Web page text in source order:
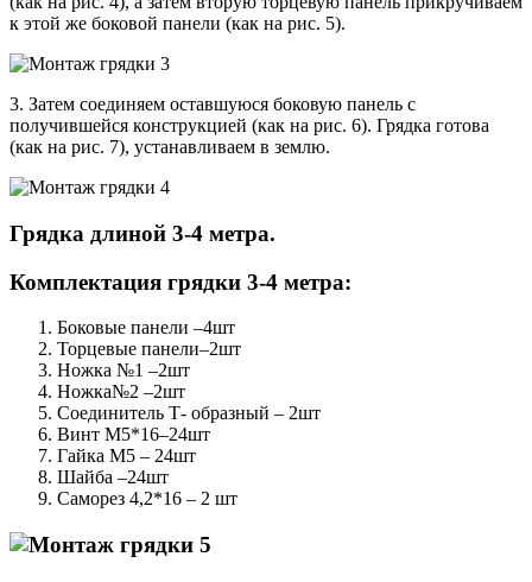
к этой же боковой панели (как на рис. 5).
3. Затем соединяем оставшуюся боковую панель с
получившейся конструкцией (как на рис. 6). Грядка готова
(как на рис. 7), устанавливаем в землю.
Грядка длиной 3-4 метра.
Комплектация грядки 3-4 метра:
Боковые панели –4шт
Торцевые панели–2шт
Ножка №1 –2шт
Ножка№2 –2шт
Соединитель Т- образный – 2шт
Винт М5*16–24шт
Гайка М5 – 24шт
Шайба –24шт
Саморез 4,2*16 – 2 шт